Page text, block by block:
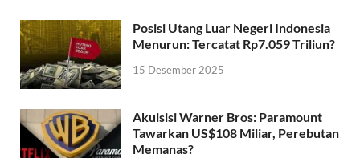
Posisi Utang Luar Negeri Indonesia
Menurun: Tercatat Rp7.059 Triliun?
15 Desember 2025
Akuisisi Warner Bros: Paramount
Tawarkan US$108 Miliar, Perebutan
Memanas?